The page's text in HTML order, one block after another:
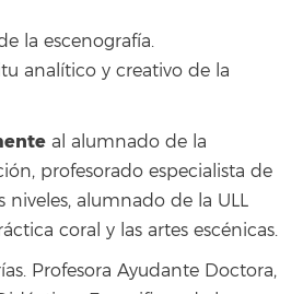
la escenografía.
analítico y creativo de la
al alumnado de la
profesorado especialista de
niveles, alumnado de la ULL
coral y las artes escénicas.
Profesora Ayudante Doctora,